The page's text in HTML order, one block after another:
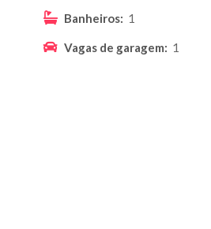
Banheiros: 1
Vagas de garagem: 1